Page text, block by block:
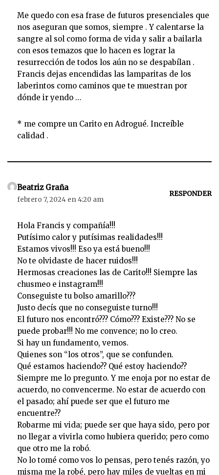
Me quedo con esa frase de futuros presenciales que
nos aseguran que somos, siempre . Y calentarse la
sangre al sol como forma de vida y salir a bailarla
con esos temazos que lo hacen es lograr la
resurrección de todos los aún no se despabílan .
Francis dejas encendidas las lamparitas de los
laberintos como caminos que te muestran por
dónde ir yendo …
* me compre un Carito en Adrogué. Increíble
calidad .
Beatriz Graña
febrero 7, 2024 en 4:20 am
RESPONDER
Hola Francis y compañía!!!
Putísimo calor y putísimas realidades!!!
Estamos vivos!!! Eso ya está bueno!!!
No te olvidaste de hacer ruidos!!!
Hermosas creaciones las de Carito!!! Siempre las
chusmeo e instagram!!!
Conseguiste tu bolso amarillo???
Justo decís que no conseguiste turno!!!
El futuro nos encontró??? Cómo??? Existe??? No se
puede probar!!! No me convence; no lo creo.
Si hay un fundamento, vemos.
Quienes son “los otros”, que se confunden.
Qué estamos haciendo?? Qué estoy haciendo??
Siempre me lo pregunto. Y me enoja por no estar de
acuerdo, no convencerme. No estar de acuerdo con
el pasado; ahí puede ser que el futuro me
encuentre??
Robarme mi vida; puede ser que haya sido, pero por
no llegar a vivirla como hubiera querido; pero como
que otro me la robó.
No lo tomé como vos lo pensas, pero tenés razón, yo
misma me la robé, pero hay miles de vueltas en mi